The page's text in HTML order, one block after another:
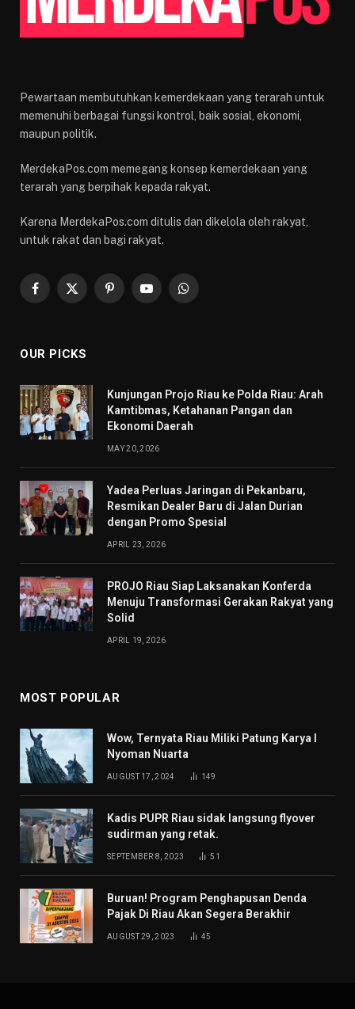
Pewartaan membutuhkan kemerdekaan yang terarah untuk
memenuhi berbagai fungsi kontrol, baik sosial, ekonomi,
maupun politik.
MerdekaPos.com memegang konsep kemerdekaan yang
terarah yang berpihak kepada rakyat.
Karena MerdekaPos.com ditulis dan dikelola oleh rakyat,
untuk rakat dan bagi rakyat.
Facebook
X
PinterestYouTubeWhatsApp
OUR PICKS
Kunjungan Projo Riau ke Polda Riau: Arah
Kamtibmas, Ketahanan Pangan dan
Ekonomi Daerah
MAY 20, 2026
Yadea Perluas Jaringan di Pekanbaru,
Resmikan Dealer Baru di Jalan Durian
dengan Promo Spesial
APRIL 23, 2026
PROJO Riau Siap Laksanakan Konferda
Menuju Transformasi Gerakan Rakyat yang
Solid
APRIL 19, 2026
MOST POPULAR
Wow, Ternyata Riau Miliki Patung Karya I
Nyoman Nuarta
AUGUST 17, 2024 149
Kadis PUPR Riau sidak langsung flyover
sudirman yang retak.
SEPTEMBER 8, 2023 51
Buruan! Program Penghapusan Denda
Pajak Di Riau Akan Segera Berakhir
AUGUST 29, 2023 45